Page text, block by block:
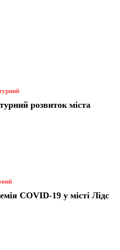
розвиток міста
COVID-19 у місті Лідс